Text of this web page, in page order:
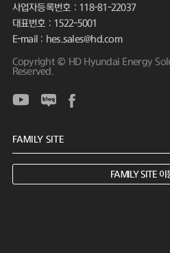
사업자등록번호 : 118-81-22037
대표번호 : 1522-5001
E-mail : hes.sales@hd.com
Copyright © HD Hyundai Energy
Reserved.
FAMILY SITE 이